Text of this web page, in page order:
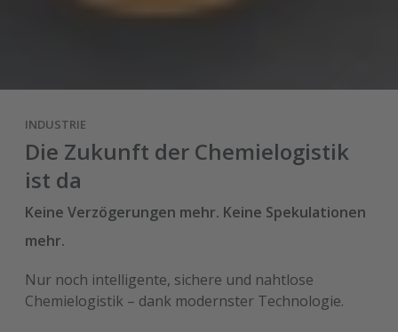
INDUSTRIE
Die Zukunft der Chemielogistik
ist da
Keine Verzögerungen mehr. Keine Spekulationen
mehr.
Nur noch intelligente, sichere und nahtlose
Chemielogistik – dank modernster Technologie.